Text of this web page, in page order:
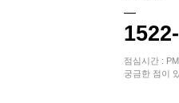
점심시간 :
궁금한 점이